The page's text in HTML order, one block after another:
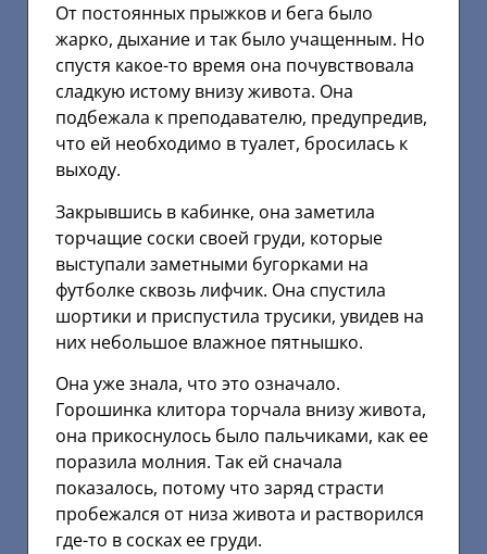
От постоянных прыжков и бега было
жарко, дыхание и так было учащенным. Но
спустя какое-то время она почувствовала
сладкую истому внизу живота. Она
подбежала к преподавателю, предупредив,
что ей необходимо в туалет, бросилась к
выходу.
Закрывшись в кабинке, она заметила
торчащие соски своей груди, которые
выступали заметными бугорками на
футболке сквозь лифчик. Она спустила
шортики и приспустила трусики, увидев на
них небольшое влажное пятнышко.
Она уже знала, что это означало.
Горошинка клитора торчала внизу живота,
она прикоснулось было пальчиками, как ее
поразила молния. Так ей сначала
показалось, потому что заряд страсти
пробежался от низа живота и растворился
где-то в сосках ее груди.